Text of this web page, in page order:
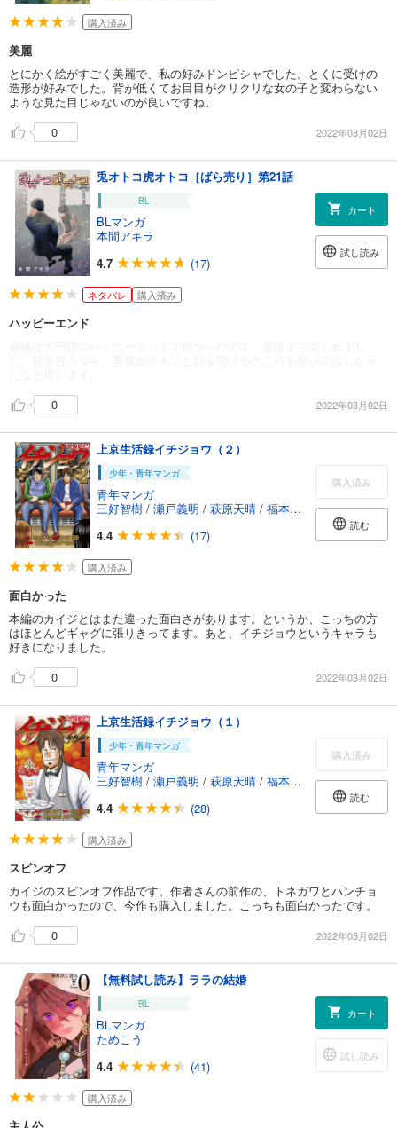
購入済み
美麗
とにかく絵がすごく美麗で、私の好みドンピシャでした。とくに受けの
造形が好みでした。背が低くてお目目がクリクリな女の子と変わらない
ような見た目じゃないのが良いですね。
0
2022年03月02日
兎オトコ虎オトコ［ばら売り］第21話
BL
BLマンガ
本間アキラ
4.7
(17)
カート
試し読み
ネタバレ 購入済み
ハッピーエンド
0
2022年03月02日
上京生活録イチジョウ（２）
少年・青年マンガ
青年マンガ
三好智樹 / 瀬戸義明 / 萩原天晴 / 福本伸行
4.4
(17)
購入済み
読む
購入済み
面白かった
本編のカイジとはまた違った面白さがあります。というか、こっちの方
はほとんどギャグに張りきってます。あと、イチジョウというキャラも
好きになりました。
0
2022年03月02日
上京生活録イチジョウ（１）
少年・青年マンガ
青年マンガ
三好智樹 / 瀬戸義明 / 萩原天晴 / 福本伸行
4.4
(28)
購入済み
読む
購入済み
スピンオフ
カイジのスピンオフ作品です。作者さんの前作の、トネガワとハンチョ
ウも面白かったので、今作も購入しました。こっちも面白かったです。
0
2022年03月02日
【無料試し読み】ララの結婚
BL
BLマンガ
ためこう
4.4
(41)
カート
試し読み
購入済み